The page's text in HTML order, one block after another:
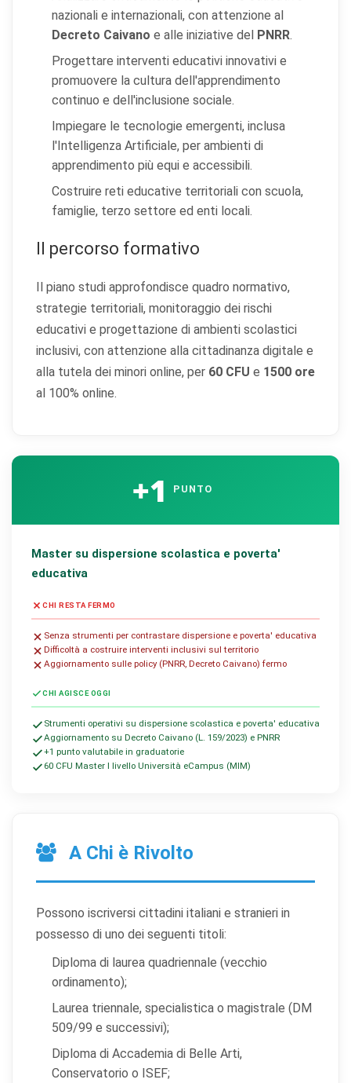
nazionali e internazionali, con attenzione al
Decreto Caivano e alle iniziative del PNRR.
Progettare interventi educativi innovativi e
promuovere la cultura dell'apprendimento
continuo e dell'inclusione sociale.
Impiegare le tecnologie emergenti, inclusa
l'Intelligenza Artificiale, per ambienti di
apprendimento più equi e accessibili.
Costruire reti educative territoriali con scuola,
famiglie, terzo settore ed enti locali.
Il percorso formativo
Il piano studi approfondisce quadro normativo,
strategie territoriali, monitoraggio dei rischi
educativi e progettazione di ambienti scolastici
inclusivi, con attenzione alla cittadinanza digitale e
alla tutela dei minori online, per 60 CFU e 1500 ore
al 100% online.
+1 PUNTO
Master su dispersione scolastica e poverta'
educativa
CHI RESTA FERMO
Senza strumenti per contrastare dispersione e poverta' educativa
Difficoltà a costruire interventi inclusivi sul territorio
Aggiornamento sulle policy (PNRR, Decreto Caivano) fermo
CHI AGISCE OGGI
Strumenti operativi su dispersione scolastica e poverta' educativa
Aggiornamento su Decreto Caivano (L. 159/2023) e PNRR
+1 punto valutabile in graduatorie
60 CFU Master I livello Università eCampus (MIM)
A Chi è Rivolto
Possono iscriversi cittadini italiani e stranieri in
possesso di uno dei seguenti titoli:
Diploma di laurea quadriennale (vecchio
ordinamento);
Laurea triennale, specialistica o magistrale (DM
509/99 e successivi);
Diploma di Accademia di Belle Arti,
Conservatorio o ISEF;